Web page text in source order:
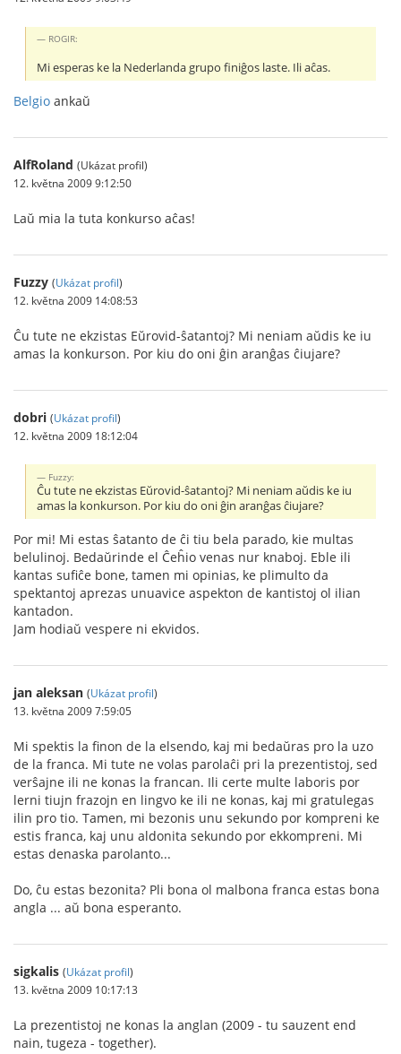
ROGIR:
Mi esperas ke la Nederlanda grupo finiĝos laste. Ili aĉas.
Belgio ankaŭ
AlfRoland (Ukázat profil)
12. května 2009 9:12:50
Laŭ mia la tuta konkurso aĉas!
Fuzzy (Ukázat profil)
12. května 2009 14:08:53
Ĉu tute ne ekzistas Eŭrovid-ŝatantoj? Mi neniam aŭdis ke iu
amas la konkurson. Por kiu do oni ĝin aranĝas ĉiujare?
dobri (Ukázat profil)
12. května 2009 18:12:04
Fuzzy:
Ĉu tute ne ekzistas Eŭrovid-ŝatantoj? Mi neniam aŭdis ke iu
amas la konkurson. Por kiu do oni ĝin aranĝas ĉiujare?
Por mi! Mi estas ŝatanto de ĉi tiu bela parado, kie multas
belulinoj. Bedaŭrinde el Ĉeĥio venas nur knaboj. Eble ili
kantas sufiĉe bone, tamen mi opinias, ke plimulto da
spektantoj aprezas unuavice aspekton de kantistoj ol ilian
kantadon.
Jam hodiaŭ vespere ni ekvidos.
jan aleksan (Ukázat profil)
13. května 2009 7:59:05
Mi spektis la finon de la elsendo, kaj mi bedaŭras pro la uzo
de la franca. Mi tute ne volas parolaĉi pri la prezentistoj, sed
verŝajne ili ne konas la francan. Ili certe multe laboris por
lerni tiujn frazojn en lingvo ke ili ne konas, kaj mi gratulegas
ilin pro tio. Tamen, mi bezonis unu sekundo por kompreni ke
estis franca, kaj unu aldonita sekundo por ekkompreni. Mi
estas denaska parolanto...
Do, ĉu estas bezonita? Pli bona ol malbona franca estas bona
angla ... aŭ bona esperanto.
sigkalis (Ukázat profil)
13. května 2009 10:17:13
La prezentistoj ne konas la anglan (2009 - tu sauzent end
nain, tugeza - together).